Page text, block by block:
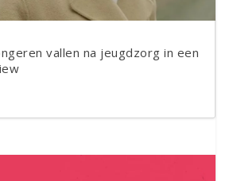
vallen na jeugdzorg in een